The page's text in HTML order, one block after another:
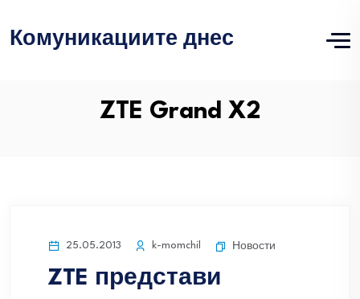
Комуникациите днес
ZTE Grand X2
25.05.2013 k-momchil Новости
ZTE представи